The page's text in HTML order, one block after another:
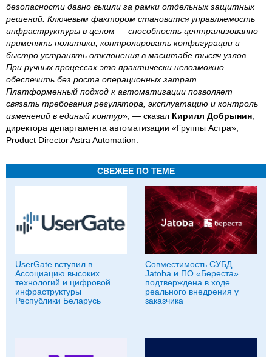
безопасности давно вышли за рамки отдельных защитных
решений. Ключевым фактором становится управляемость
инфраструктуры в целом — способность централизованно
применять политики, контролировать конфигурации и
быстро устранять отклонения в масштабе тысяч узлов.
При ручных процессах это практически невозможно
обеспечить без роста операционных затрат.
Платформенный подход к автоматизации позволяет
связать требования регулятора, эксплуатацию и контроль
изменений в единый контур», — сказал Кирилл Добрынин
директора департамента автоматизации «Группы Астра»,
Product Director Astra Automation.
СВЕЖЕЕ ПО ТЕМЕ
UserGate вступил в
Ассоциацию высоких
технологий и цифровой
инфраструктуры
Республики Беларусь
Совместимость СУБД
Jatoba и ПО «Береста»
подтверждена в ходе
реального внедрения у
заказчика